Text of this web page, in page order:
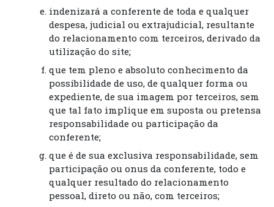
indenizará a conferente de toda e qualquer
despesa, judicial ou extrajudicial, resultante
do relacionamento com terceiros, derivado da
utilização do site;
que tem pleno e absoluto conhecimento da
possibilidade de uso, de qualquer forma ou
expediente, de sua imagem por terceiros, sem
que tal fato implique em suposta ou pretensa
responsabilidade ou participação da
conferente;
que é de sua exclusiva responsabilidade, sem
participação ou onus da conferente, todo e
qualquer resultado do relacionamento
pessoal, direto ou não, com terceiros;